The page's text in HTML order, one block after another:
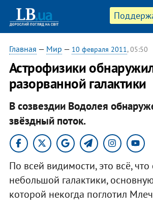
Главная — Мир — 10 февраля 2011, 05:50
Астрофизики
разорванной галактики
В созвездии Водолея
звёздный поток.
По всей видимости, это всё, что
небольшой галактики,
которой некогда поглотил